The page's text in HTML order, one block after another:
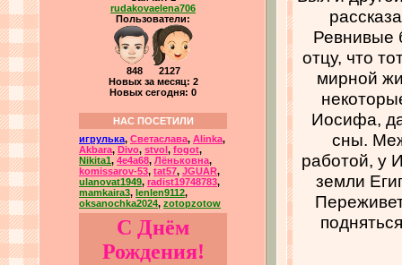
rudakovaelena706
Пользователи:
848 2127
Новых за месяц: 2
Новых сегодня: 0
НАС ПОСЕТИЛИ
игрулька, Светаслава, Alinka,
Akbara, Divo, stvol , fogot,
Nikita1, 4e4a68, Лёньковна,
komissarov-53, tat57, JGUAR,
ulanovat1949, radist19748783,
mamkaira3, lenlen9112,
oksanochka2024, zotopzotow
С Днём
Рождения!
Ревнивые
отцу, что
мирной
Иосифа,
сны.
работой, у
земли